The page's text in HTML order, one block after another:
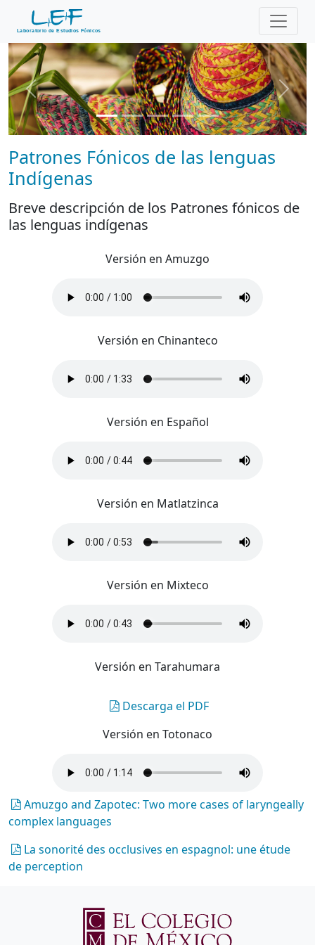
Previous Next
Patrones Fónicos de las lenguas
Indígenas
Breve descripción de los Patrones fónicos de
las lenguas indígenas
Versión en Amuzgo
Versión en Chinanteco
Versión en Español
Versión en Matlatzinca
Versión en Mixteco
Versión en Tarahumara
Descarga el PDF
Versión en Totonaco
Amuzgo and Zapotec: Two more cases of laryngeally
complex languages
La sonorité des occlusives en espagnol: une étude
de perception